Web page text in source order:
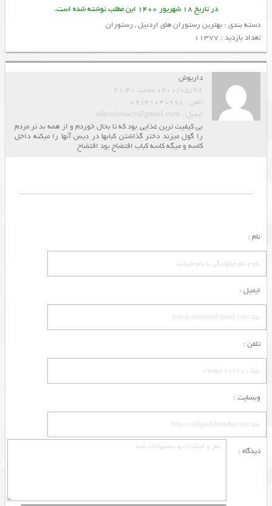
در تاریخ 18 شهریور 1400 این مطلب نوشته شده است.
دسته بندی : بهترین رستوران های اردبیل, رستوران
تعداد بازدید : 11377
داریوش
1401/05/28 ساعت 21:41
تلفن : 09141040998
ایمیل : adacobroach@gmail.com
بی کیفیت ترین غذایی بود که تا بحال خوردم و از همه بد تر مردم
را گول میزند دختر گذاشتن کبابها در دیس آنها را میکنه داخل
کاسه و میگه کاسه کباب افتضاح بود افتضاح
نام :
ایمیل :
تلفن :
وبسایت :
دیدگاه :